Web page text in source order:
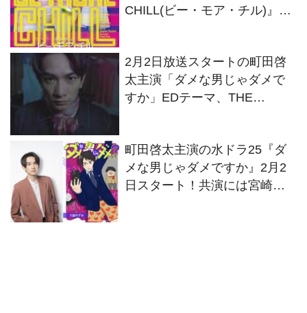
CHILL(ビー・モア・チル)』公
2月2日放送スタートの町田啓
太主演「ダメな男じゃダメで
すか」EDテーマ、THE
町田啓太主演の水ドラ25『ダ
メな男じゃダメですか』2月2
日スタート！共演には宮崎美